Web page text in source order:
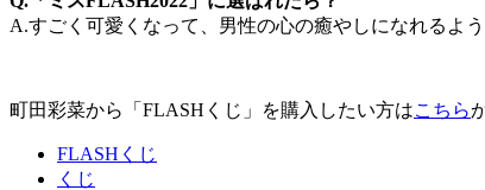
A.すごく可愛くなって、男性の心の癒やしになれるよ
町田彩菜から「FLASHくじ」を購入したい方はこちら
FLASHくじ
くじ